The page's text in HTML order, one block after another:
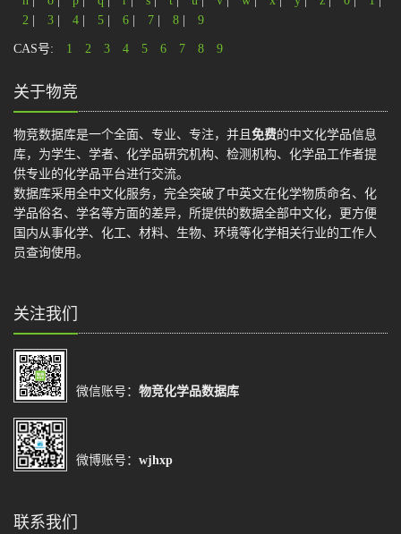
2
3 4 5 6 7 8 9
CAS号: 1 2 3 4 5 6 7 8 9
关于物竞
物竞数据库是一个全面、专业、专注，并且 免费的中文化学品信息
库，为学生、学者、化学品研究机构、检测机构、化学品工作者提
供专业的化学品平台进行交流。
数据库采用全中文化服务，完全突破了中英文在化学物质命名、化
学品俗名、学名等方面的差异，所提供的数据全部中文化，更方便
国内从事化学、化工、材料、生物、环境等化学相关行业的工作人
员查询使用。
关注我们
微信账号： 物竞化学品数据库
微博账号： wjhxp
联系我们